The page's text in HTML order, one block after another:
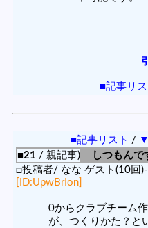
■記事リス
■記事リスト /
■21 / 親記事)
しつもんで
□投稿者/ なな ゲスト(10回
[ID:UpwBrIon]
0からクラブチーム
が、つくりかた？と